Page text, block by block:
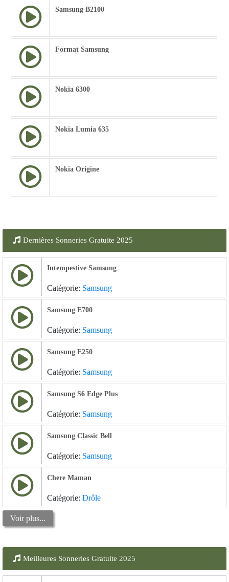
Samsung B2100
Format Samsung
Nokia 6300
Nokia Lumia 635
Nokia Origine
Dernières Sonneries Gratuite 2025
Intempestive Samsung
Catégorie: Samsung
Samsung E700
Catégorie: Samsung
Samsung E250
Catégorie: Samsung
Samsung S6 Edge Plus
Catégorie: Samsung
Samsung Classic Bell
Catégorie: Samsung
Chere Maman
Catégorie: Drôle
Voir plus...
Meilleures Sonneries Gratuite 2025